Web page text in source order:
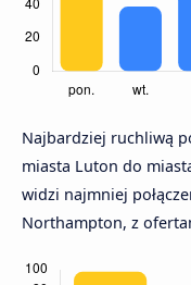
Najbardziej ruchliwą
miasta Luton do
widzi najmniej
Northampton, z